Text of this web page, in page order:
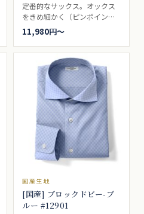
定番的なサックス。オックス
をきめ細かく（ピンポイン
ト）したシャツの代表的なシ
ャツ生地の一つ。ピンポイン
トオックスまたはピンオック
スと言われています。細かい
オックスフォードとして、ブ
ロードとオックスフォードの
中間を求められる方に人気が
あります。ビジネスシャツ向
11,980円〜
国産生地
[国産] ブロックドビー-ブ
ルー #12901